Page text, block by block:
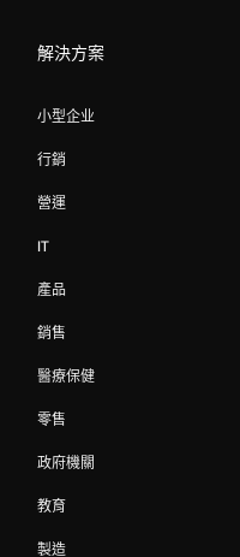
解決方案
小型企业
行銷
營運
IT
產品
銷售
醫療保健
零售
政府機關
教育
製造